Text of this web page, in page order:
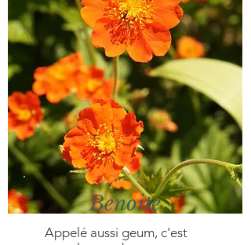
Benoite
Appelé aussi geum, c'est